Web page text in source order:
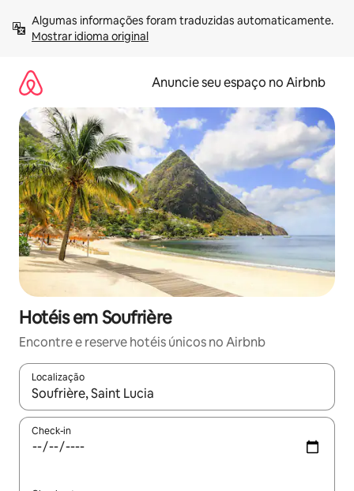
para
Mostrar idioma original
Anuncie seu espaço no Airbnb
Hotéis em Soufrière
Encontre e reserve hotéis únicos no Airbnb
Localização
Quando os resultados estiverem disponíveis, explore-os
Check-in